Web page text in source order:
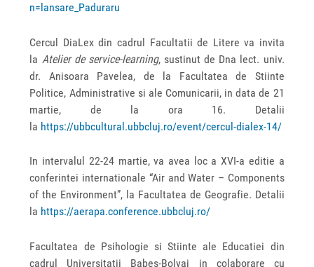
n=lansare_Paduraru
Cercul DiaLex din cadrul Facultatii de Litere va invita
la Atelier de service-learning, sustinut de Dna lect. univ.
dr. Anisoara Pavelea, de la Facultatea de Stiinte
Politice, Administrative si ale Comunicarii, in data de 21
martie, de la ora 16. Detalii
la https://ubbcultural.ubbcluj.ro/event/cercul-dialex-14/
In intervalul 22-24 martie, va avea loc a XVI-a editie a
conferintei internationale “Air and Water – Components
of the Environment”, la Facultatea de Geografie. Detalii
la https://aerapa.conference.ubbcluj.ro/
Facultatea de Psihologie si Stiinte ale Educatiei din
cadrul Universitatii Babes-Bolyai in colaborare cu